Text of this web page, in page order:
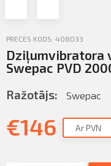
Iziet
PRECES KODS: 408033
Dziļumvibratora
Swepac PVD
Ražotājs: Swepac
€146 Ar PVN